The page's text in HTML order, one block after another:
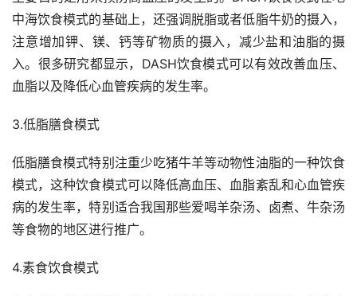
中海饮食模式的基础上，还强调脱脂或者低脂牛奶的摄入，
注意增加钾、镁、钙等矿物质的摄入，减少盐和油脂的摄
入。很多研究都显示，DASH饮食模式可以有效改善血压、
血脂以及降低心血管疾病的发生率。
3.低脂膳食模式
低脂膳食模式特别注重少吃猪牛羊等动物性油脂的一种饮食
模式，这种饮食模式可以降低高血压、血脂紊乱和心血管疾
病的发生率，特别适合我国那些爱喝羊杂汤、卤煮、牛杂汤
等食物的地区进行推广。
4.素食饮食模式